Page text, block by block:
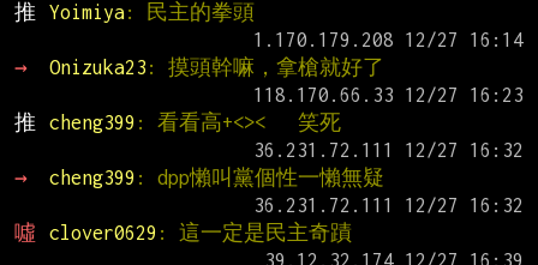
推
Yoimiya: 民主的拳頭
→
Onizuka23 : 摸頭幹嘛，拿槍就好了
推
cheng399 : 看看高+<><   笑死
→
cheng399 : dpp懶叫黨個性一懶無疑
噓
clover0629 : 這一定是民主奇蹟